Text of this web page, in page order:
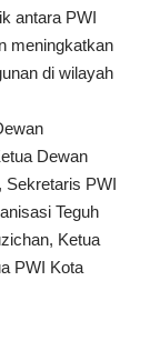
antara PWI
meningkatkan
di wilayah
Dewan
Sekretaris PWI
Teguh
Ketua
PWI Kota